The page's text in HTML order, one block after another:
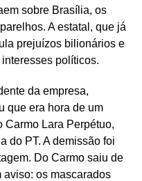
sobre Brasília, os
A estatal, que já
prejuízos bilionários e
políticos.
da empresa,
que era hora de um
Carmo Lara Perpétuo,
do PT. A demissão foi
Do Carmo saiu de
os mascarados